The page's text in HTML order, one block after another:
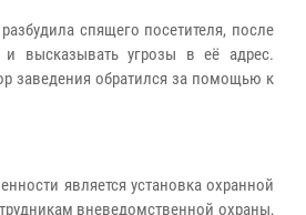
спящего посетителя, после
высказывать угрозы в её адрес.
заведения обратился за помощью к
является установка охранной
вневедомственной охраны,